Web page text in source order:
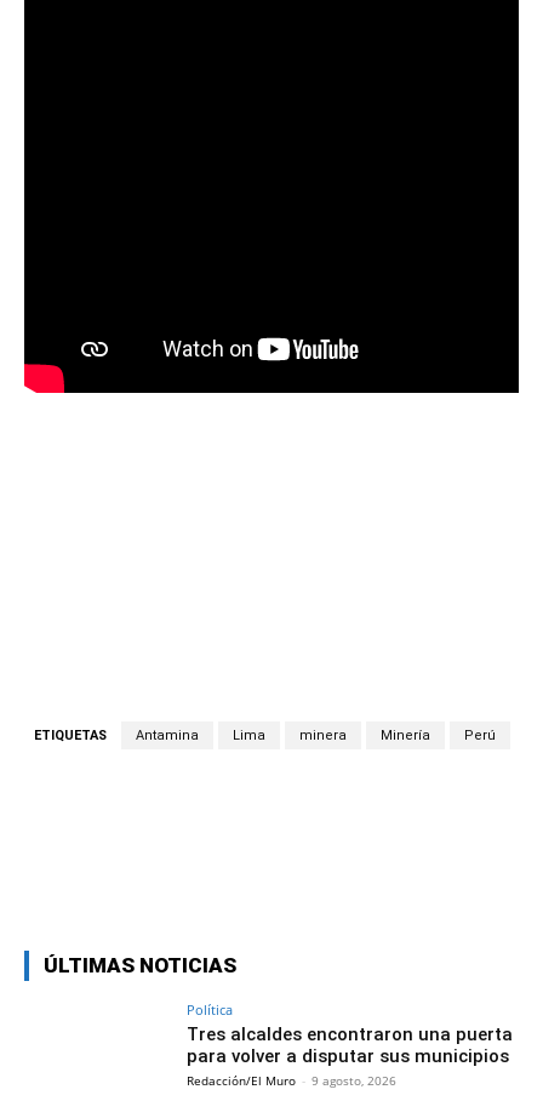
ETIQUETAS Antamina Lima minera Minería Perú
ÚLTIMAS NOTICIAS
Política
Tres alcaldes encontraron una puerta
para volver a disputar sus municipios
Redacción/El Muro - 9 agosto, 2026